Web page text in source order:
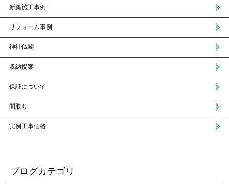
新築施工事例
リフォーム事例
神社仏閣
収納提案
保証について
間取り
実例工事価格
ブログカテゴリ